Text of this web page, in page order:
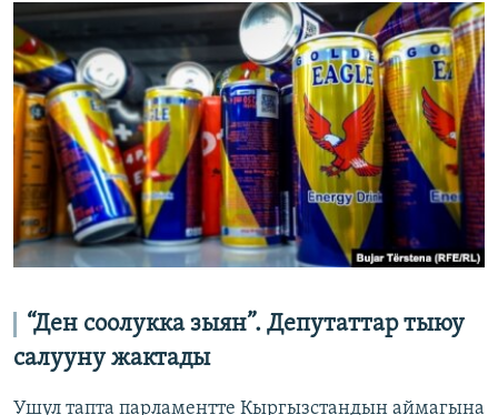
“Ден соолукка зыян”. Депутаттар тыюу
салууну жактады
Ушул тапта парламентте Кыргызстандын аймагына